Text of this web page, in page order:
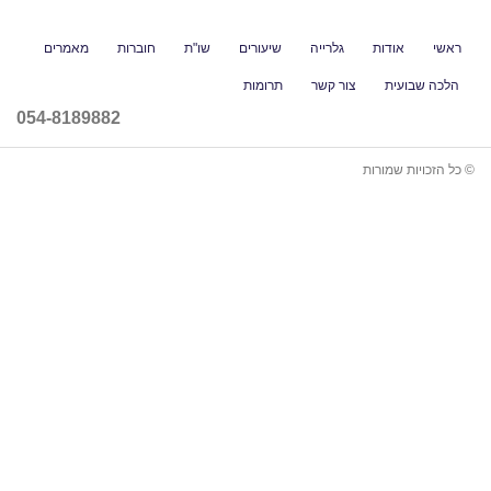
גלרייה שיעורים שו"ת חוברות מאמרים
קשר תרומות